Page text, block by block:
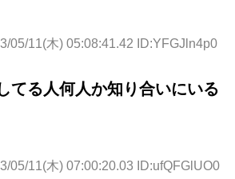
05/11(木) 05:08:41.42 ID:YFGJln4p0
てる人何人か知り合いにいる
05/11(木) 07:00:20.03 ID:ufQFGlUO0